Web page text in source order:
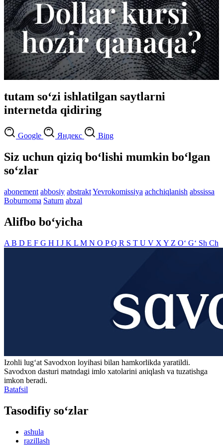
tutam so‘zi ishlatilgan saytlarni
internetda qidiring
Google Яндекс Bing
Siz uchun qiziq bo‘lishi mumkin bo‘lgan
so‘zlar
abonement abbosiy abstraktYevrokomissiya achchiqlanish abssissa
Boburnoma Saturn abzal
Alifbo bo‘yicha
A B D E F G H I J K L M N O PQ R S T U V X Y Z O‘ G‘ Sh Ch
Izohli lugʻat Savodxon loyihasi bilan hamkorlikda yaratildi.
Savodxon dasturi matndagi imlo xatolarini aniqlash va tuzatishga
imkon beradi.
Batafsil
Tasodifiy so‘zlar
ashula
razillash